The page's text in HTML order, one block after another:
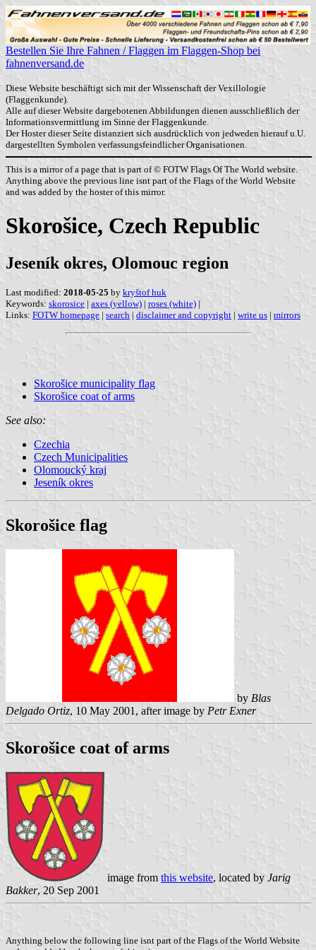
Bestellen Sie Ihre Fahnen / Flaggen im Flaggen-Shop bei
fahnenversand.de
Diese Website beschäftigt sich mit der Wissenschaft der Vexillologie
(Flaggenkunde).
Alle auf dieser Website dargebotenen Abbildungen dienen ausschließlich der
Informationsvermittlung im Sinne der Flaggenkunde.
Der Hoster dieser Seite distanziert sich ausdrücklich von jedweden hierauf u.U.
dargestellten Symbolen verfassungsfeindlicher Organisationen.
This is a mirror of a page that is part of © FOTW Flags Of The World website.
Anything above the previous line isnt part of the Flags of the World Website
and was added by the hoster of this mirror.
Skorošice, Czech Republic
Jeseník okres, Olomouc region
Last modified: 2018-05-25 by kryštof huk
Keywords: skorosice | axes (yellow) | roses (white) |
Links: FOTW homepage | search | disclaimer and copyright | write us | mirrors
Skorošice municipality flag
Skorošice coat of arms
See also:
Czechia
Czech Municipalities
Olomoucký kraj
Jeseník okres
Skorošice flag
by Blas
Delgado Ortiz, 10 May 2001, after image by Petr Exner
Skorošice coat of arms
image from this website, located by Jarig
Bakker, 20 Sep 2001
Anything below the following line isnt part of the Flags of the World Website